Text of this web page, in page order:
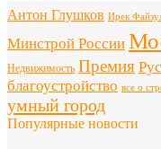
Антон Глушков Ирек
Минстрой России
Недвижимость Премия
благоустройство все о
умный город
Популярные новости